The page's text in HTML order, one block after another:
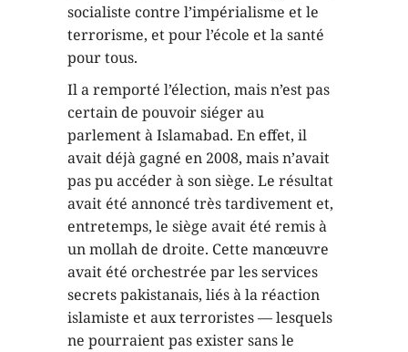
socialiste contre l’impérialisme et le
terrorisme, et pour l’école et la santé
pour tous.
Il a remporté l’élection, mais n’est pas
certain de pouvoir siéger au
parlement à Islamabad. En effet, il
avait déjà gagné en 2008, mais n’avait
pas pu accéder à son siège. Le résultat
avait été annoncé très tardivement et,
entretemps, le siège avait été remis à
un mollah de droite. Cette manœuvre
avait été orchestrée par les services
secrets pakistanais, liés à la réaction
islamiste et aux terroristes — lesquels
ne pourraient pas exister sans le